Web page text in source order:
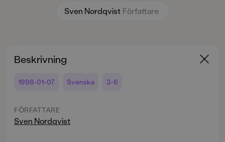
Sven Nordqvist Författare
Beskrivning
1998-01-07 Svenska 3-6
FÖRFATTARE
Sven Nordqvist